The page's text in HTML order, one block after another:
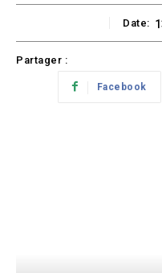
Date:
Partager :
Facebook